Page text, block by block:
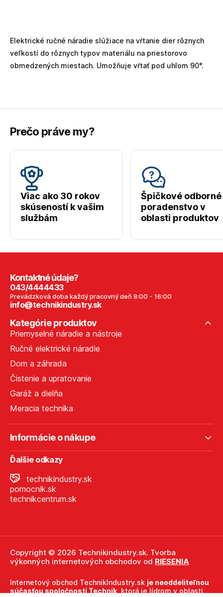
Elektrické ručné náradie slúžiace na vŕtanie dier rôznych
veľkostí do rôznych typov materiálu na priestorovo
obmedzených miestach. Umožňuje vŕtať pod uhlom 90°.
Prečo práve my?
Viac ako 30 rokov
skúseností k vašim
službám
Špičkové odborné
poradenstvo v
oblasti produktov
Kontaktné údaje?
043/4444433
Prevádzková doba každý pracovný deň 8:00 - 16:00
info@technikindustry.sk
Kategórie produktov
Priemyselné náradie a nástroje
Ručné elektrické náradie
Dom a záhrada
Čistenie a upratovanie
Garáž a dielňa
Meracia technika
Informácie o nákupe
Ďalšie odkazy
technikindustry.sk
pomocnik.sk
technikcentrum.sk
Internetový obchod TechnikIndustry.sk je neoddeliteľnou
súčasťou spoločnosti Technik , ktorá je lídrom v oblasti
Copyright © 2026 Technikindustry.sk. Tvorba
výkonných internetových obchodov od RIESENIA